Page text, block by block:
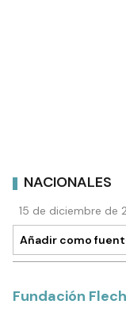
NACIONALES
15 de diciembre de
Añadir como
Fundación